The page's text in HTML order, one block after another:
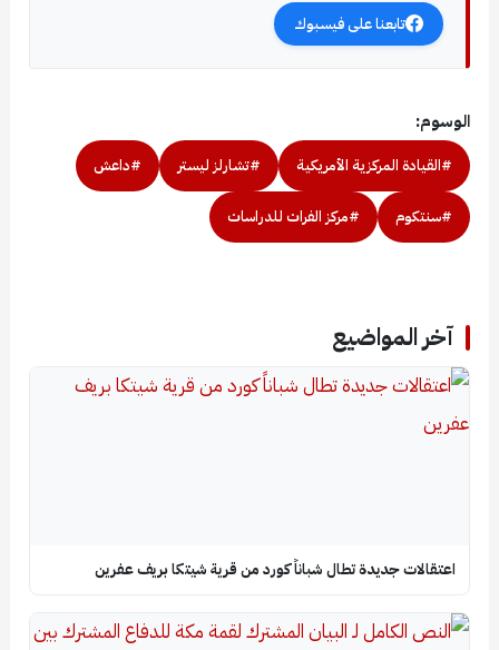
تابعنا على فيسبوك
الوسوم:
#القيادة المركزية الأمريكية #تشارلز ليستر #داعش
#سنتكوم #مركز الفرات للدراسات
آخر المواضيع
اعتقالات جديدة تطال شباناً كورد من قرية شيتكا بريف عفرين